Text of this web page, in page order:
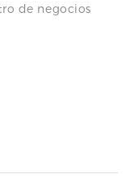
de negocios